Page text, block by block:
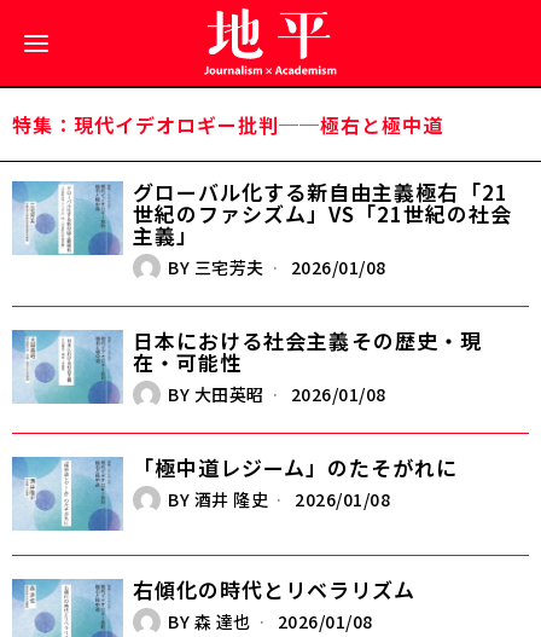
特集：現代イデオロギー批判──極右と極中道
グローバル化する新自由主義極右――「21
世紀のファシズム」VS「21世紀の社会
主義」
BY 三宅芳夫 2026/01/08
日本における社会主義――その歴史・現
在・可能性
BY 大田英昭 2026/01/08
「極中道レジーム」のたそがれに
BY 酒井 隆史 2026/01/08
右傾化の時代とリベラリズム
BY 森 達也 2026/01/08